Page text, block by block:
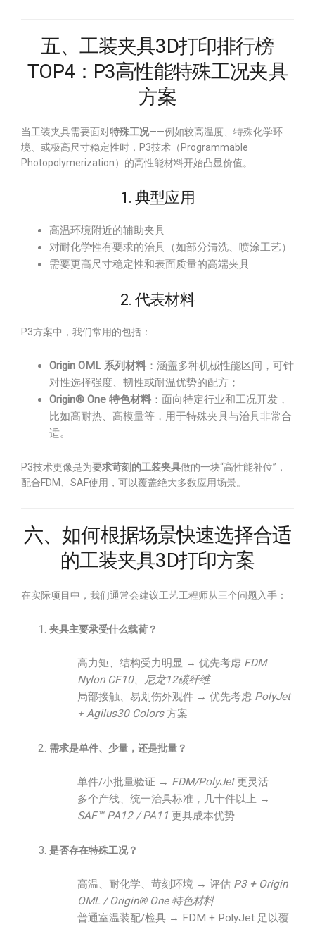
五、工装夹具3D打印排行榜
TOP4：P3高性能特殊工况夹具
方案
当工装夹具需要面对特殊工况——例如较高温度、特殊化学环
境、或极高尺寸稳定性时，P3技术（Programmable
Photopolymerization）的高性能材料开始凸显价值。
1. 典型应用
高温环境附近的辅助夹具
对耐化学性有要求的治具（如部分清洗、喷涂工艺）
需要更高尺寸稳定性和表面质量的高端夹具
2. 代表材料
P3方案中，我们常用的包括：
Origin OML 系列材料 ：涵盖多种机械性能区间，可针
对性选择强度、韧性或耐温优势的配方；
Origin® One 特色材料 ：面向特定行业和工况开发，
比如高耐热、高模量等，用于特殊夹具与治具非常合
适。
P3技术更像是为要求苛刻的工装夹具做的一块“高性能补位”，
配合FDM、SAF使用，可以覆盖绝大多数应用场景。
六、如何根据场景快速选择合适
的工装夹具3D打印方案
在实际项目中，我们通常会建议工艺工程师从三个问题入手：
夹具主要承受什么载荷？
高力矩、结构受力明显 → 优先考虑 FDM
Nylon CF10、尼龙12碳纤维
局部接触、易划伤外观件 → 优先考虑 PolyJet
+ Agilus30 Colors方案
需求是单件、少量，还是批量？
单件/小批量验证 → FDM/PolyJet更灵活
多个产线、统一治具标准，几十件以上 →
SAF™ PA12 / PA11 更具成本优势
是否存在特殊工况？
高温、耐化学、苛刻环境 → 评估 P3 + Origin
OML / Origin® One 特色材料
普通室温装配/检具 → FDM + PolyJet 足以覆